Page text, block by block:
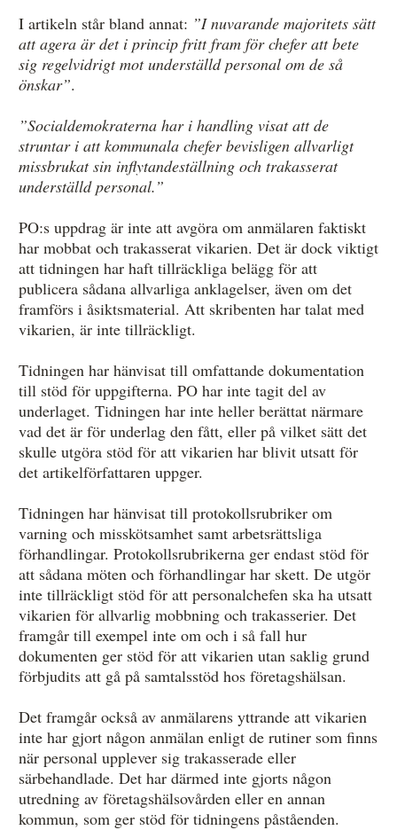
I artikeln står bland annat: ”I nuvarande majoritets sätt
att agera är det i princip fritt fram för chefer att bete
sig regelvidrigt mot underställd personal om de så
önskar”.
”Socialdemokraterna har i handling visat att de
struntar i att kommunala chefer bevisligen allvarligt
missbrukat sin inflytandeställning och trakasserat
underställd personal.”
PO:s uppdrag är inte att avgöra om anmälaren faktiskt
har mobbat och trakasserat vikarien. Det är dock viktigt
att tidningen har haft tillräckliga belägg för att
publicera sådana allvarliga anklagelser, även om det
framförs i åsiktsmaterial. Att skribenten har talat med
vikarien, är inte tillräckligt.
Tidningen har hänvisat till omfattande dokumentation
till stöd för uppgifterna. PO har inte tagit del av
underlaget. Tidningen har inte heller berättat närmare
vad det är för underlag den fått, eller på vilket sätt det
skulle utgöra stöd för att vikarien har blivit utsatt för
det artikelförfattaren uppger.
Tidningen har hänvisat till protokollsrubriker om
varning och misskötsamhet samt arbetsrättsliga
förhandlingar. Protokollsrubrikerna ger endast stöd för
att sådana möten och förhandlingar har skett. De utgör
inte tillräckligt stöd för att personalchefen ska ha utsatt
vikarien för allvarlig mobbning och trakasserier. Det
framgår till exempel inte om och i så fall hur
dokumenten ger stöd för att vikarien utan saklig grund
förbjudits att gå på samtalsstöd hos företagshälsan.
Det framgår också av anmälarens yttrande att vikarien
inte har gjort någon anmälan enligt de rutiner som finns
när personal upplever sig trakasserade eller
särbehandlade. Det har därmed inte gjorts någon
utredning av företagshälsovården eller en annan
kommun, som ger stöd för tidningens påståenden.